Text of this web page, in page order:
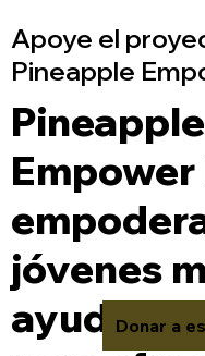
Apoye el
Pineapple
Pineapple
jóvenes
ayuda es
Donar a